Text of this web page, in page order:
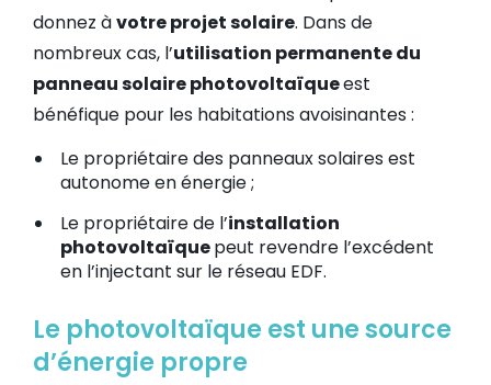
donnez àvotre projet solaire. Dans de
nombreux cas, l’utilisation permanente du
panneau solaire photovoltaïqueest
bénéfique pour les habitations avoisinantes :
Le propriétaire des panneaux solaires est
autonome en énergie ;
Le propriétaire de l’installation
photovoltaïquepeut revendre l’excédent
en l’injectant sur le réseau EDF.
Le photovoltaïque est une source
d’énergie propre